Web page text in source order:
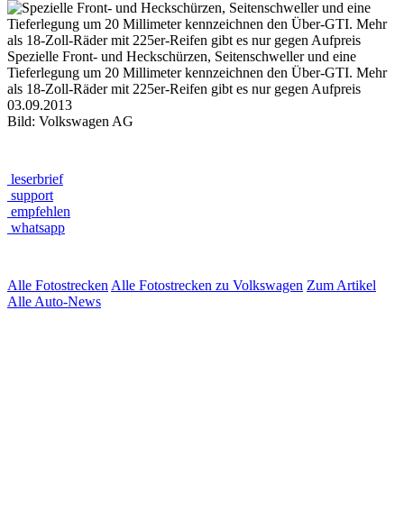
Spezielle Front- und Heckschürzen, Seitenschweller und eine
Tieferlegung um 20 Millimeter kennzeichnen den Über-GTI. Mehr
als 18-Zoll-Räder mit 225er-Reifen gibt es nur gegen Aufpreis
03.09.2013
Bild: Volkswagen AG
leserbrief
support
empfehlen
whatsapp
Alle Fotostrecken Alle Fotostrecken zu Volkswagen Zum Artikel
Alle Auto-News